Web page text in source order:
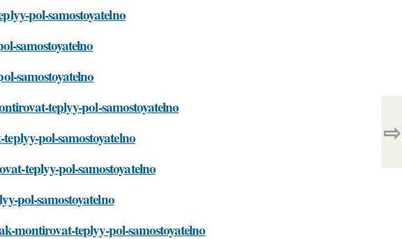
pol-samostoyatelno
samostoyatelno
samostoyatelno
teplyy-pol-samostoyatelno
pol-samostoyatelno
teplyy-pol-samostoyatelno
pol-samostoyatelno
montirovat-teplyy-pol-samostoyatelno
⇨